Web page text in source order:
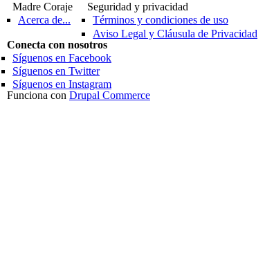
Madre Coraje
Acerca de...
Seguridad y privacidad
Términos y condiciones de uso
Aviso Legal y Cláusula de Privacidad
Conecta con nosotros
Síguenos en Facebook
Síguenos en Twitter
Síguenos en Instagram
Funciona con Drupal Commerce